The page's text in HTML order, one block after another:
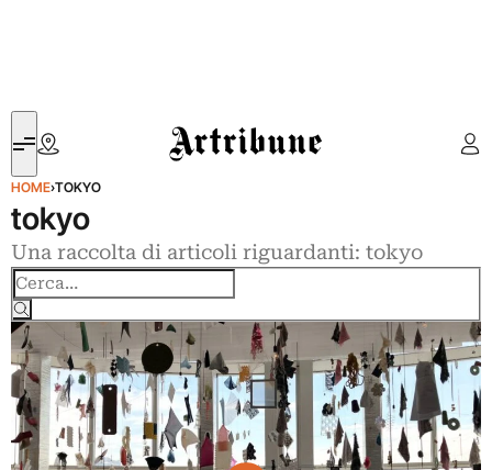
Artribune
HOME›TOKYO
tokyo
Una raccolta di articoli riguardanti: tokyo
Cerca